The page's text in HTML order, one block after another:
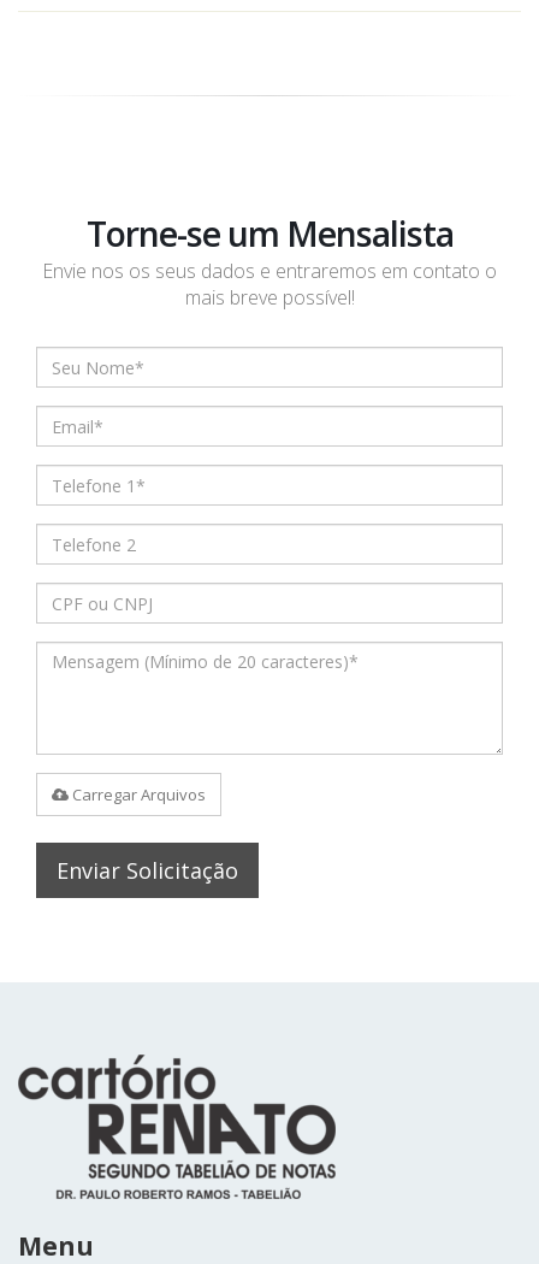
Torne-se um Mensalista
Envie nos os seus dados e entraremos em contato o
mais breve possível!
Carregar Arquivos
Menu